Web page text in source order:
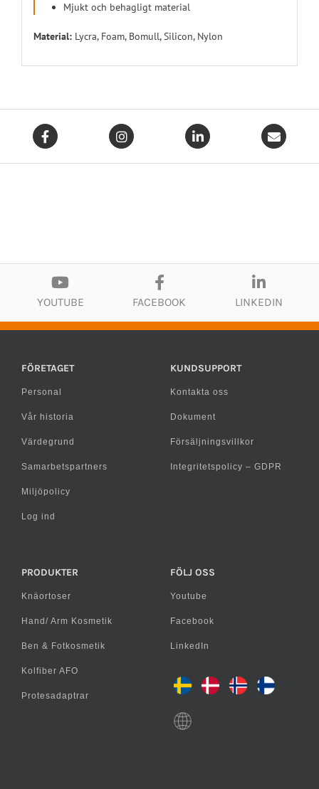
Mjukt och behagligt material
Material: Lycra, Foam, Bomull, Silicon, Nylon
YOUTUBE FACEBOOK LINKEDIN
FÖRETAGET
Personal
Vår historia
Värdegrund
Samarbetspartners
Miljöpolicy
Log ind
KUNDSUPPORT
Kontakta oss
Dokument
Försäljningsvillkor
Integritetspolicy – GDPR
PRODUKTER
Knäortoser
Hand/ Arm Kosmetik
Ben & Fotkosmetik
Kolfiber AFO
Protesadaptrar
FÖLJ OSS
Youtube
Facebook
LinkedIn